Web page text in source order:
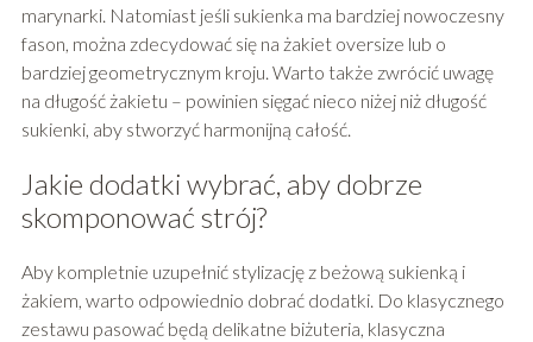
marynarki. Natomiast jeśli sukienka ma bardziej nowoczesny
fason, można zdecydować się na żakiet oversize lub o
bardziej geometrycznym kroju. Warto także zwrócić uwagę
na długość żakietu – powinien sięgać nieco niżej niż długość
sukienki, aby stworzyć harmonijną całość.
Jakie dodatki wybrać, aby dobrze
skomponować strój?
Aby kompletnie uzupełnić stylizację z beżową sukienką i
żakiem, warto odpowiednio dobrać dodatki. Do klasycznego
zestawu pasować będą delikatne biżuteria, klasyczna